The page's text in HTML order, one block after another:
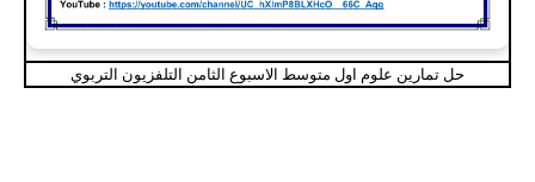
حل تمارين علوم اول متوسط الاسبوع الثامن التلفزيون التربوي